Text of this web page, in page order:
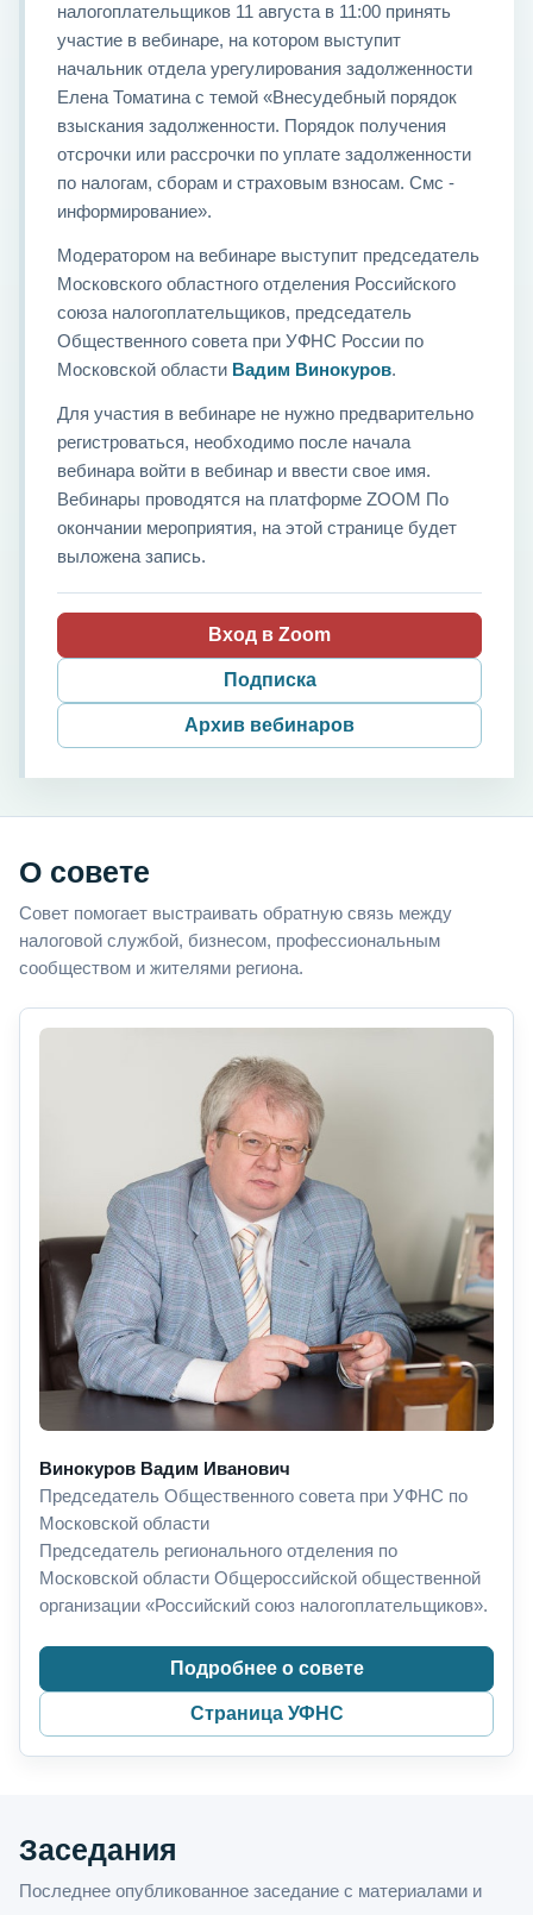
налогоплательщиков 11 августа в 11:00 принять
участие в вебинаре, на котором выступит
начальник отдела урегулирования задолженности
Елена Томатина с темой «Внесудебный порядок
взыскания задолженности. Порядок получения
отсрочки или рассрочки по уплате задолженности
по налогам, сборам и страховым взносам. Смс -
информирование».
Модератором на вебинаре выступит председатель
Московского областного отделения Российского
союза налогоплательщиков, председатель
Общественного совета при УФНС России по
Московской области Вадим Винокуров.
Для участия в вебинаре не нужно предварительно
регистроваться, необходимо после начала
вебинара войти в вебинар и ввести свое имя.
Вебинары проводятся на платформе ZOOM По
окончании мероприятия, на этой странице будет
выложена запись.
Вход в Zoom
Подписка
Архив вебинаров
О совете
Совет помогает выстраивать обратную связь между
налоговой службой, бизнесом, профессиональным
сообществом и жителями региона.
Винокуров Вадим Иванович
Председатель Общественного совета при УФНС по
Московской области
Председатель регионального отделения по
Московской области Общероссийской общественной
организации «Российский союз налогоплательщиков».
Подробнее о совете
Страница УФНС
Заседания
Последнее опубликованное заседание с материалами и